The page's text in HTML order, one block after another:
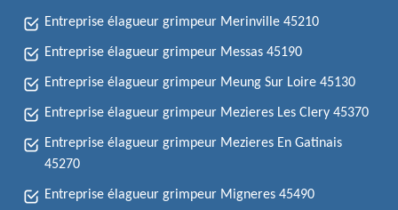
Entreprise élagueur grimpeur Merinville 45210
Entreprise élagueur grimpeur Messas 45190
Entreprise élagueur grimpeur Meung Sur Loire 45130
Entreprise élagueur grimpeur Mezieres Les Clery 45370
Entreprise élagueur grimpeur Mezieres En Gatinais
45270
Entreprise élagueur grimpeur Migneres 45490